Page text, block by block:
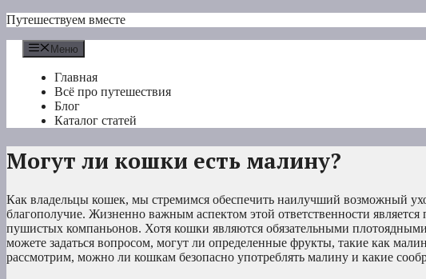
Перейти
содержимому
Путешествуем вместе
Меню
Главная
Всё про путешествия
Блог
Каталог статей
Могут ли кошки есть малину?
Как владельцы кошек, мы стремимся обеспечить наилучший возможный
благополучие. Жизненно важным аспектом этой ответственности
пушистых компаньонов. Хотя кошки являются обязательными
можете задаться вопросом, могут ли определенные фрукты, такие как
рассмотрим, можно ли кошкам безопасно употреблять малину и какие